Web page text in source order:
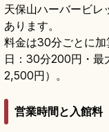
天保山ハーバービレ
あります。
料金は30分ごとに
日：30分200円・
2,500円）。
営業時間と入館料